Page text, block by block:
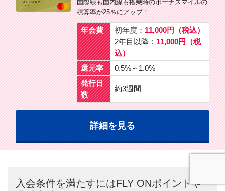
国際線も国内線も搭乗時のボーナスマイルの
積算率が25％にアップ！
年会費 初年度： 11,000円（税込）
2年目以降： 11,000円（税
込）
還元率
0.5%～1.0%
発行日
数
約3週間
詳細を見る
入会条件を満たすにはFLY ONポイントや